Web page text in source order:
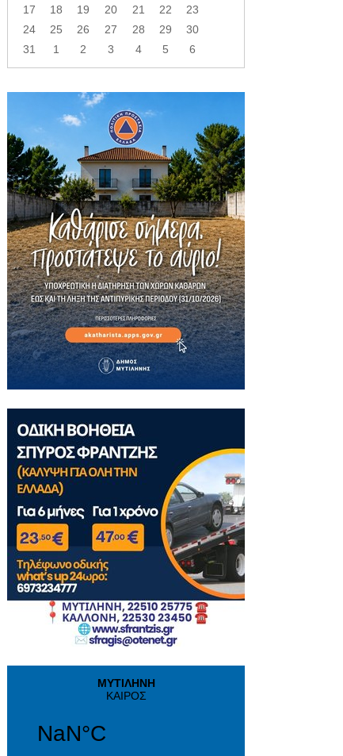
17
18 19 20 21 22
23
24
25 26 27 28 29
30
31
1 2 3 4 5 6